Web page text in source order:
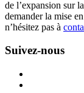
de l’expansion sur
demander la mise
n’hésitez pas à
Suivez-nous